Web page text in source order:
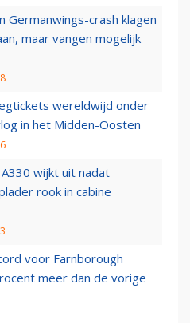
Germanwings-crash klagen
maar vangen mogelijk
wereldwijd onder
in het Midden-Oosten
A330 wijkt uit nadat
rook in cabine
voor Farnborough
meer dan de vorige